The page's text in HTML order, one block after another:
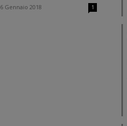
6 Gennaio 2018 1